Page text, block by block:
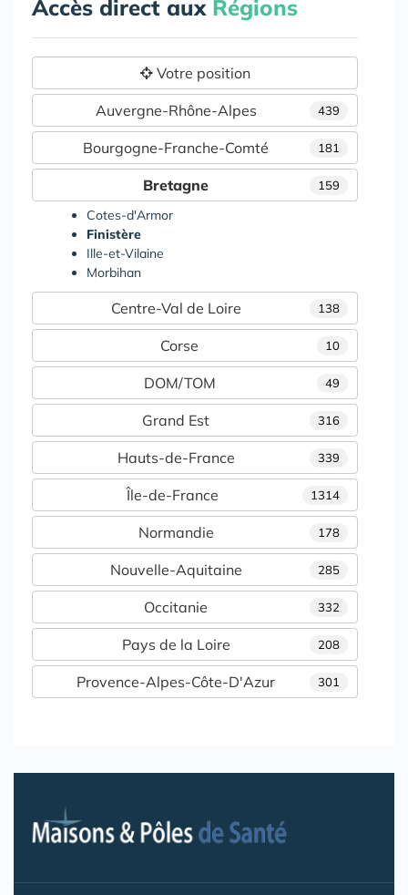
Accès direct aux Régions
Votre position
439
Auvergne-Rhône-Alpes
181
Bourgogne-Franche-Comté
159
Bretagne
Cotes-d'Armor
Finistère
Ille-et-Vilaine
Morbihan
138
Centre-Val de Loire
10
Corse
49
DOM/TOM
316
Grand Est
339
Hauts-de-France
1314
Île-de-France
178
Normandie
285
Nouvelle-Aquitaine
332
Occitanie
208
Pays de la Loire
301
Provence-Alpes-Côte-D'Azur